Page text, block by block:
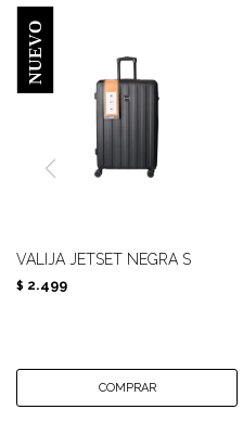
VALIJA JETSET NEGRA S
$ 2.499